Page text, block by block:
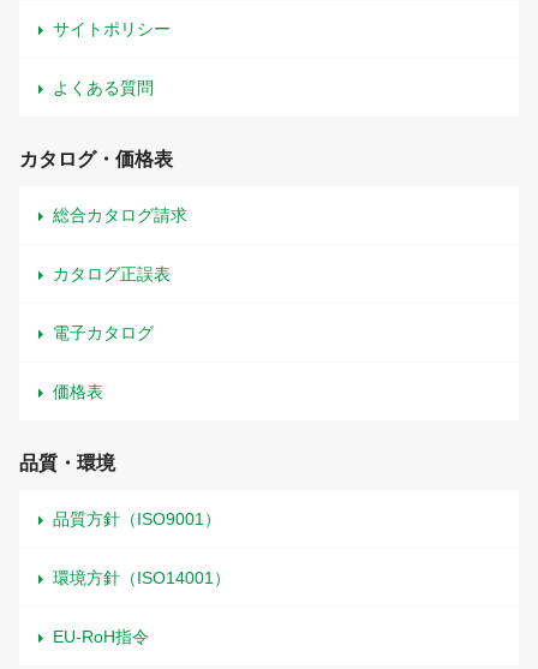
サイトポリシー
よくある質問
カタログ・価格表
総合カタログ請求
カタログ正誤表
電子カタログ
価格表
品質・環境
品質方針（ISO9001）
環境方針（ISO14001）
EU-RoH指令